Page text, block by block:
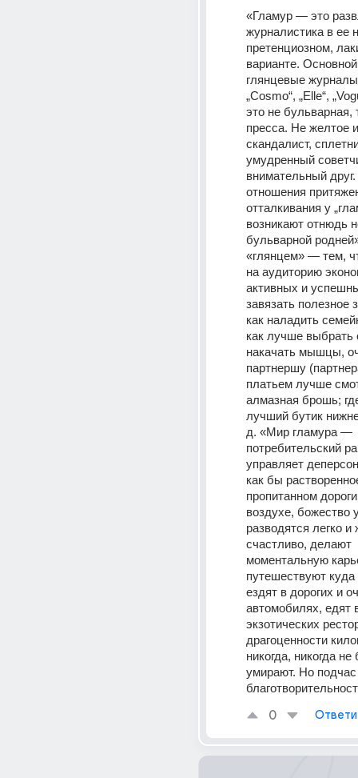
«Гламур — это
журналистика в ее
претенциозном,
варианте.
глянцевые
„Cosmo“, „Elle“,
это не бульварная,
пресса. Не желтое
скандалист,
умудренный
внимательный
отношения
отталкивания у
возникают отнюдь
бульварной
«глянцем» — тем,
на аудиторию
активных и
завязать полезное
как наладить
как лучше выбрать
накачать мышцы,
партнершу
платьем лучше
алмазная брошь;
лучший бутик
д. «Мир гламура —
потребительский
управляет
как бы
пропитанном
воздухе, божество
разводятся легко и
счастливо, делают
моментальную
путешествуют куда
ездят в дорогих и
автомобилях, едят
экзотических
драгоценности
никогда, никогда
умирают. Но
0